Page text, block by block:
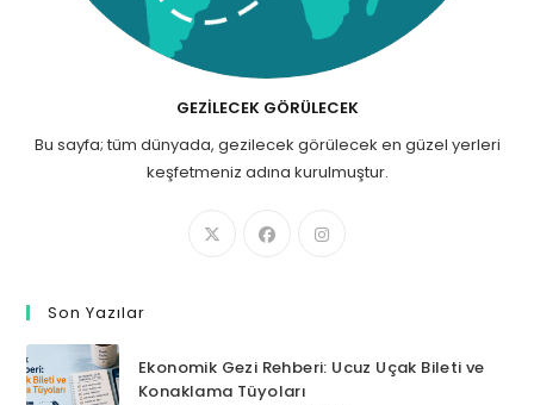
GEZILECEK GÖRÜLECEK
Bu sayfa; tüm dünyada, gezilecek görülecek en güzel yerleri
keşfetmeniz adına kurulmuştur.
Son Yazılar
Ekonomik Gezi Rehberi: Ucuz Uçak Bileti ve
Konaklama Tüyoları